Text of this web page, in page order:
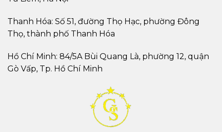
Thanh Hóa: Số 51, đường Thọ Hạc, phường Đông
Thọ, thành phố Thanh Hóa
Hồ Chí Minh: 84/5A Bùi Quang Là, phường 12, quận
Gò Vấp, Tp. Hồ Chí Minh